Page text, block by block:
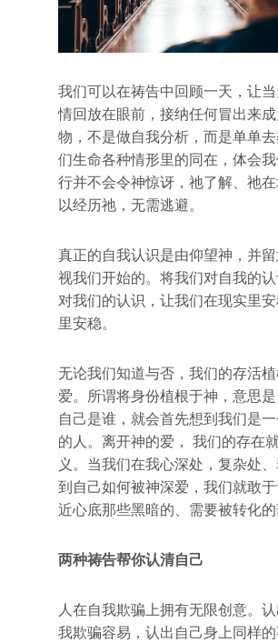
我们可以在祷告中回顾一天，让
情回放在眼前，接纳任何冒出来
物，不是做自我分析，而是单单
们生命各种情形里的同在，体会
行并不会令神惊讶，祂了解、祂
以经历祂，无需逃避。
真正的自我认识是由仰望神，并
视我们开始的。将我们对自我的
对我们的认识，让我们在现实里
里安稳。
无论我们知道与否，我们的存活
爱。所谓将身份植根于神，意思
自己是谁，就会首先想到我们是
的人。离开神的爱， 我们的存在
义。当我们在我心深处，复杂处
到自己如何被神深爱，我们就敢
近心底那些黑暗的、需要被转化的
两种祷告帮你认清自己
人在自我欺骗上拥有无限创意。
我欺骗容易，认出自己身上同样